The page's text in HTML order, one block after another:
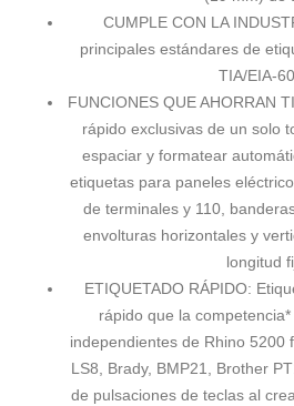
CUMPLE CON LA
principales estándares de
TIA/EIA-
FUNCIONES QUE AHORRAN
rápido exclusivas de un solo
espaciar y formatear
etiquetas para paneles
de terminales y 110,
envolturas horizontales y
longitud
ETIQUETADO RÁPIDO:
rápido que la
independientes de Rhino 5200
LS8, Brady, BMP21, Brother
de pulsaciones de teclas al